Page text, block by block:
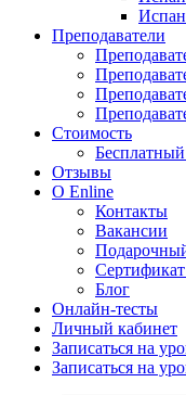
Преподаватели
Стоимость
Отзывы
О Enline
Контакты
Вакансии
Блог
Онлайн-тесты
Личный кабинет
Записаться на
Записаться на